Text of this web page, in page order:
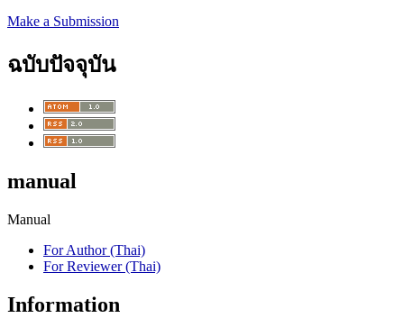
Make a Submission
ฉบับปัจจุบัน
manual
Manual
For Author (Thai)
For Reviewer (Thai)
Information